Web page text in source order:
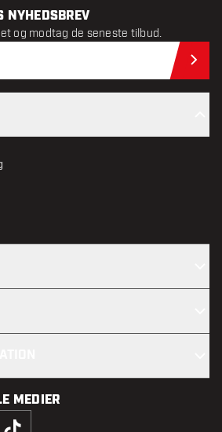
NYHEDSBREV
og modtag de seneste tilbud.
MEDIER